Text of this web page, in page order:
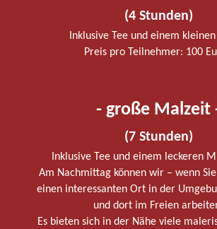
(4 Stunden)
Inklusive Tee und einem kleinen
Preis pro Teilnehmer: 100
- große Malzeit
(7 Stunden)
Inklusive Tee und einem leckeren
Am Nachmittag können wir – wenn
einen interessanten Ort in der
und dort im Freien
Es bieten sich in der Nähe viele